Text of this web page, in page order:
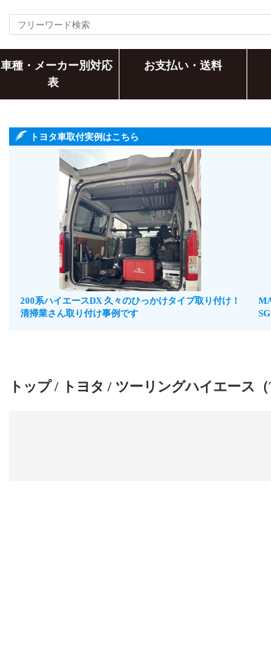
車種・メーカー別対応
表
お支払い・送料
トヨタ車取付実例はこちら
200系ハイエースDX 久々のひっかけタイプ取り付け！
清掃業さん取り付け事例です
トップ/ トヨタ / ツーリングハイエース